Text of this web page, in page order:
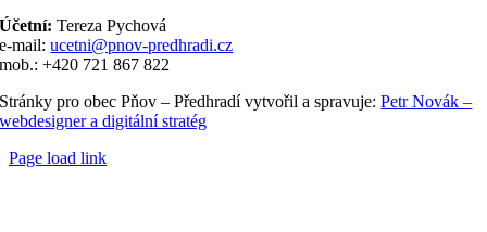
Účetní: Tereza Pychová
e-mail:ucetni@pnov-predhradi.cz
mob.: +420 721 867 822
Stránky pro obec Pňov – Předhradí vytvořil a spravuje:Petr Novák –
webdesigner a digitální stratég
Page load link